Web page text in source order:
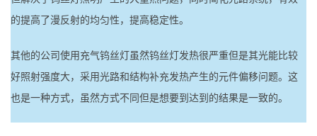
的提高了漫反射的均匀性，提高稳定性。
其他的公司使用充气钨丝灯虽然钨丝灯发热很严重但是其光能比较
好照射强度大，采用光路和结构补充发热产生的元件偏移问题。这
也是一种方式，虽然方式不同但是想要到达到的结果是一致的。